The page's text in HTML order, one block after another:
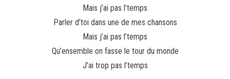
Mais j’ai pas l’temps
Parler d’toi dans une de mes chansons
Mais j’ai pas l’temps
Qu’ensemble on fasse le tour du monde
J’ai trop pas l’temps